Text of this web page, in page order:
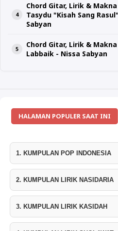
Chord Gitar, Lirik &
Tasydu "Kisah Sang
Sabyan
Chord Gitar, Lirik &
Labbaik - Nissa Sabyan
HALAMAN POPULER SAAT INI
1. KUMPULAN POP INDONESIA
2. KUMPULAN LIRIK NASIDARIA
3. KUMPULAN LIRIK KASIDAH